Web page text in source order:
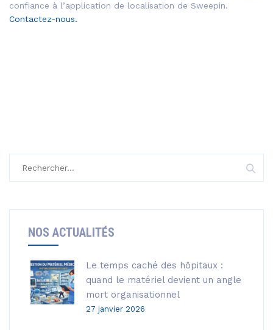
confiance à l’application de localisation de Sweepin.
Contactez-nous.
NOS ACTUALITÉS
Le temps caché des hôpitaux :
quand le matériel devient un angle
mort organisationnel
27 janvier 2026